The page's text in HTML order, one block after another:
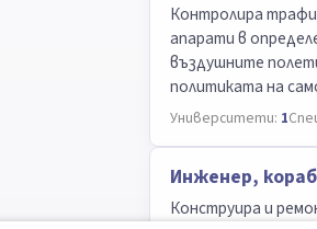
Контролира
апарати в
въздушните
политиката на
Университети: 1
Инженер,
Конструира и